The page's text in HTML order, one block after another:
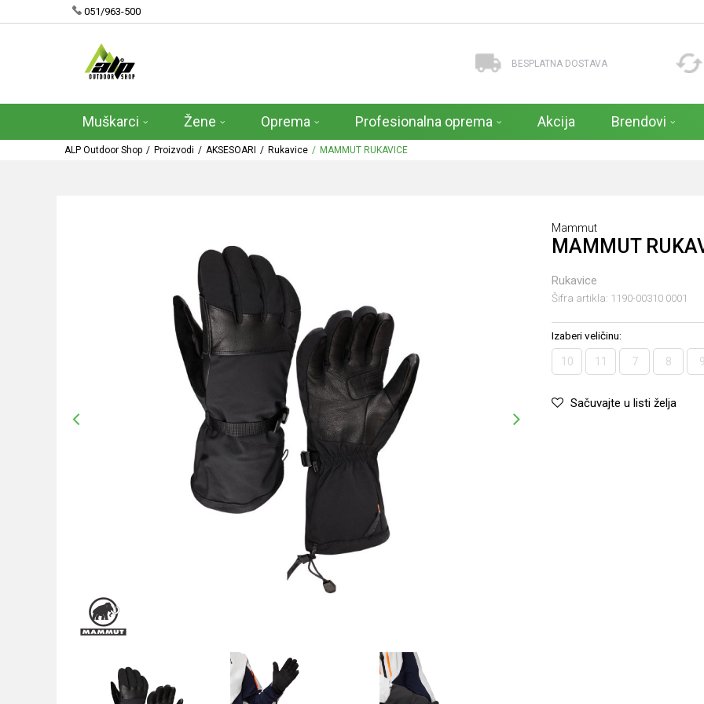
051/963-500
BESPLATNA DOSTAVA
Muškarci Žene Oprema Profesionalna oprema Akcija Brendovi
ALP Outdoor Shop Proizvodi AKSESOARI Rukavice MAMMUT RUKAVICE
Mammut
MAMMUT
Rukavice
Šifra artikla: 1190-00310 0001
Izaberi veličinu:
10 11 7 8
Sačuvajte u listi želja